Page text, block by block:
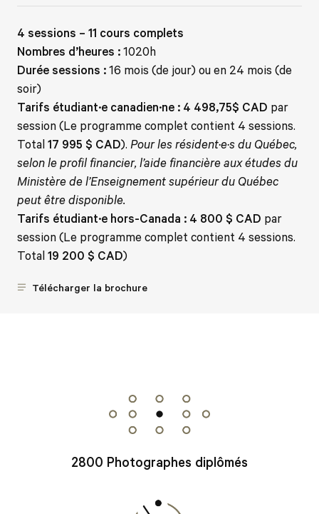
4 sessions – 11 cours complets
Nombres d’heures :1020h
Durée sessions :16 mois (de jour) ou en 24 mois (de
soir)
Tarifs étudiant·e canadien·ne : 4 498,75$ CAD par
session (Le programme complet contient 4 sessions.
Total17 995 $ CAD). Pour les résident·e·s du Québec,
selon le profil financier, l’aide financière aux études du
Ministère de l’Enseignement supérieur du Québec
peut être disponible.
Tarifs étudiant·e hors-Canada : 4 800 $ CAD par
session (Le programme complet contient 4 sessions.
Total19 200 $ CAD)
Télécharger la brochure
2800 Photographes diplômés